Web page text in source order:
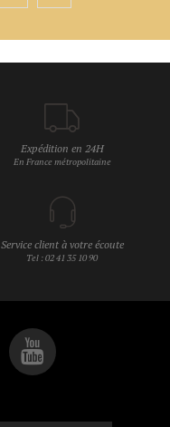
Expédition en 24H
En France métropolitaine
Service client à votre écoute
Tel : 02 41 35 10 90